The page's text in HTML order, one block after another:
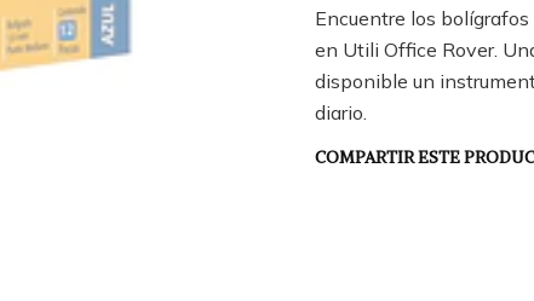
Encuentre los
en Utili Office Rover.
disponible un
diario.
COMPARTIR ESTE